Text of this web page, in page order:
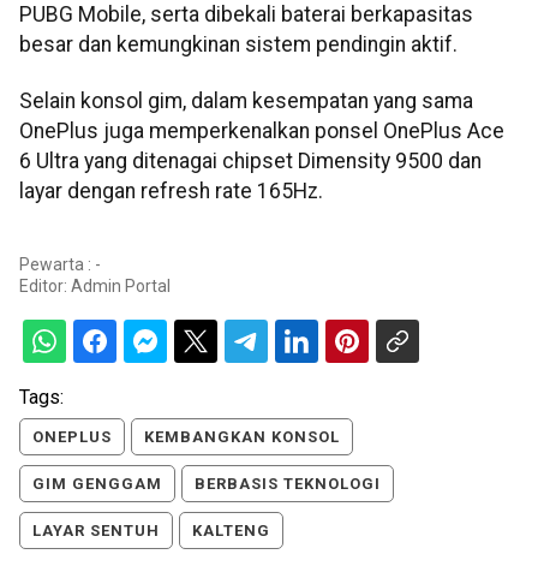
PUBG Mobile, serta dibekali baterai berkapasitas
besar dan kemungkinan sistem pendingin aktif.
Selain konsol gim, dalam kesempatan yang sama
OnePlus juga memperkenalkan ponsel OnePlus Ace
6 Ultra yang ditenagai chipset Dimensity 9500 dan
layar dengan refresh rate 165Hz.
Pewarta : -
Editor: Admin Portal
Tags:
ONEPLUS KEMBANGKAN KONSOL
GIM GENGGAM BERBASIS TEKNOLOGI
LAYAR SENTUH KALTENG